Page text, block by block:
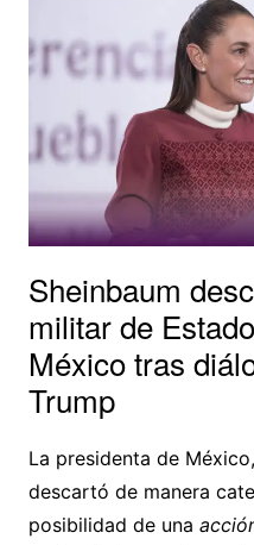
Sheinbaum
militar de
México tras
Trump
La presidenta de México,
descartó de manera
posibilidad de una